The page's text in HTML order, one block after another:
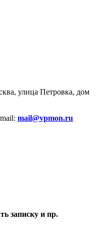
улица Петровка, дом
mail@vpmon.ru
записку и пр.